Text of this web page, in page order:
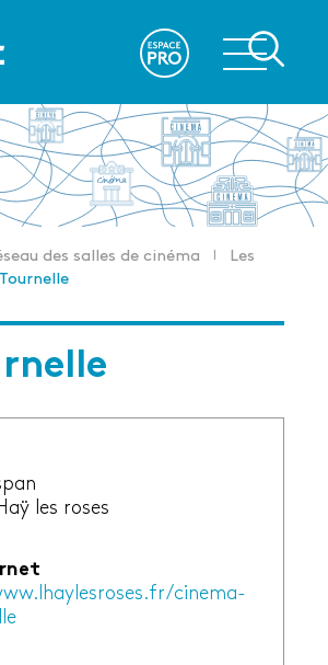
des salles de cinéma
Les
les roses
cinema-